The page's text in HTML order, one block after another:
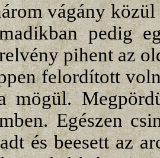
vágány közül
pedig
pihent az
felordított
mögül.
Egészen
és beesett az